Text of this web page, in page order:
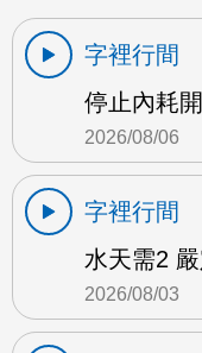
字裡行間
停止內耗
2026/08/06
字裡行間
水天需2
2026/08/03